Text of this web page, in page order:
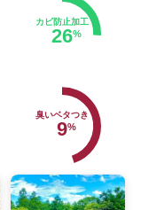
カビ防止加工
26%
臭いベタつき
9%